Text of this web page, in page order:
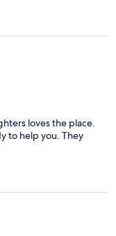
loves the place.
to help you. They